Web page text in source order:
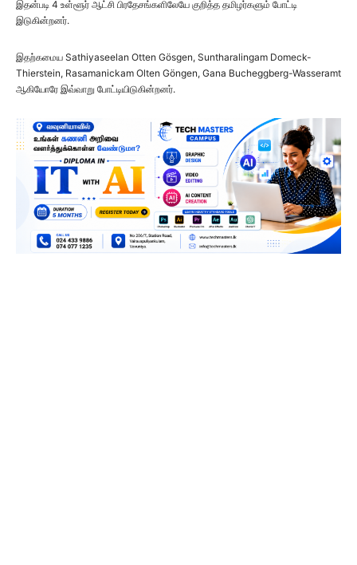
இதன்படி 4 உள்ளூர் ஆட்சி பிரதேசங்களிலேயே குறித்த தமிழர்களும் போட்டி
இடுகின்றனர்.
இதற்கமைய Sathiyaseelan Otten Gösgen, Suntharalingam Domeck-
Thierstein, Rasamanickam Olten Göngen, Gana Bucheggberg-Wasseramt
ஆகியோரே இவ்வாறு போட்டியிடுகின்றனர்.